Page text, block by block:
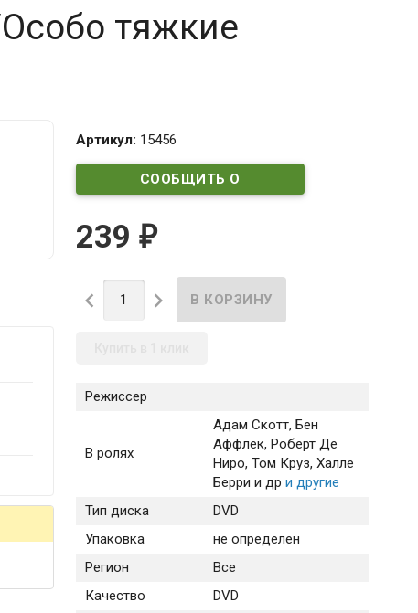
тяжкие
Артикул: 15456
СООБЩИТЬ О
239 ₽
 
Режиссер
В ролях
Адам Скотт, Бен
Аффлек, Роберт Де
Ниро, Том Круз, Халле
Берри и др и другие
Тип диска
DVD
Упаковка
не определен
Регион
Все
Качество
DVD